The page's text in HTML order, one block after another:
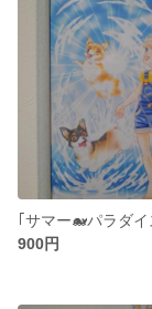
｢サマー🐋パラダイ
900円